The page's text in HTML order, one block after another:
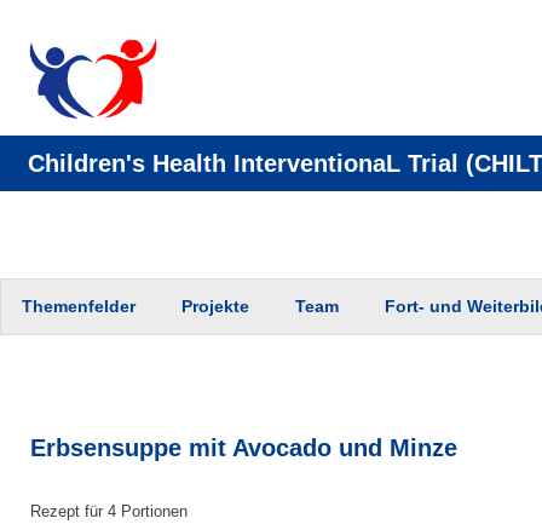
Children's Health InterventionaL Trial
Themenfelder Projekte Team Fort- und
Erbsensuppe mit Avocado und Minze
Rezept für 4 Portionen